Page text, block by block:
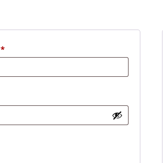
*Richiesto